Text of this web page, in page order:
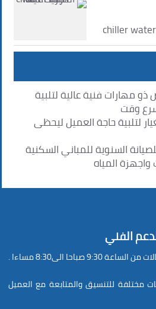
مهارات فنية عالية لتلبية
وقت
لتلبية حاجة العميل ليحظى
السنوية للمباني السكنية
واجهزة المياه
الفني
صباحا الى8:30 مساءا .
مختلفة للتنسيق والمتابعة مع العميل